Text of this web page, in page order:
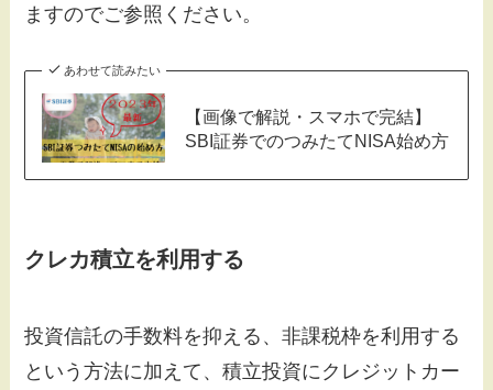
ますのでご参照ください。
あわせて読みたい
【画像で解説・スマホで完結】
SBI証券でのつみたてNISA始め方
クレカ積立を利用する
投資信託の手数料を抑える、非課税枠を利用する
という方法に加えて、積立投資にクレジットカー